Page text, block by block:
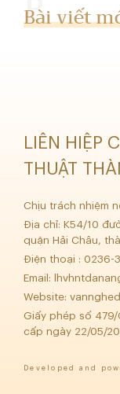
Bài viết
LIÊN HIỆP
THUẬT
Chịu trách nhiệm
Địa chỉ: K54/10
quận Hải Châu,
Điện thoại : 0236-
Email:
Website:
Giấy phép số 479/
cấp ngày 22/05/
Developed and